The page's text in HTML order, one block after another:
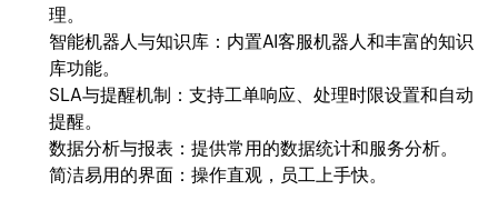
理。
智能机器人与知识库：内置AI客服机器人和丰富的知识
库功能。
SLA与提醒机制：支持工单响应、处理时限设置和自动
提醒。
数据分析与报表：提供常用的数据统计和服务分析。
简洁易用的界面：操作直观，员工上手快。